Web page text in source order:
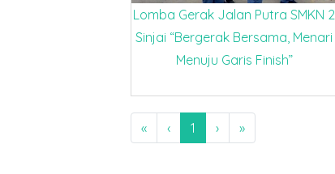
Lomba Gerak Jalan Putra SMKN 2
Sinjai “Bergerak Bersama, Menari
Menuju Garis Finish”
« ‹ 1 › »